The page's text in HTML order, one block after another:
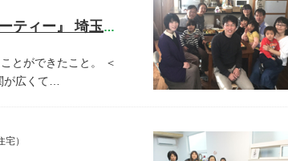
開催しました! 『新築お披露目パーティー』 埼玉県志木市 I様宅
とができたこと。
＜
が広くて…
）